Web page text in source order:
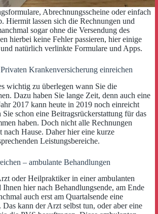
Abrechnungsscheine oder einfach
Hiermit lassen sich die Rechnungen und
sogar ohne die Versendung des
hierbei keine Fehler passieren, hier einige
natürlich verlinkte Formulare und Apps.
Krankenversicherung einreichen
wichtig zu überlegen wann Sie die
Dazu haben Sie lange Zeit, denn auch eine
2017 kann heute in 2019 noch einreicht
schon eine Beitragsrückerstattung für das
haben. Doch nicht alle Rechnungen
nach Hause. Daher hier eine kurze
Leistungsbereiche.
– ambulante Behandlungen
oder Heilpraktiker in einer ambulanten
hier nach Behandlungsende, am Ende
auch erst am Quartalsende eine
kann der Arzt selbst tun, oder aber eine